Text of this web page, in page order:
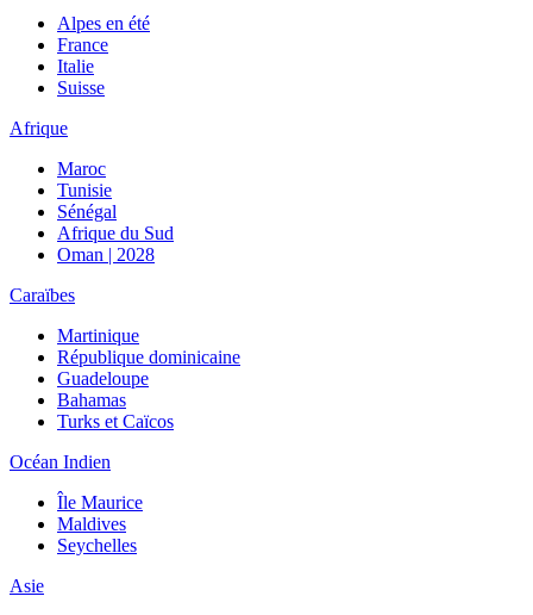
Alpes en été
France
Italie
Suisse
Afrique
Maroc
Tunisie
Sénégal
Afrique du Sud
Oman | 2028
Caraïbes
Martinique
République dominicaine
Guadeloupe
Bahamas
Turks et Caïcos
Océan Indien
Île Maurice
Maldives
Seychelles
Asie